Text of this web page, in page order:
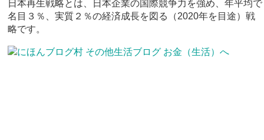
日本再生戦略とは、日本企業の国際競争力を強め、年平均で
名目３％、実質２％の経済成長を図る（2020年を目途）戦
略です。